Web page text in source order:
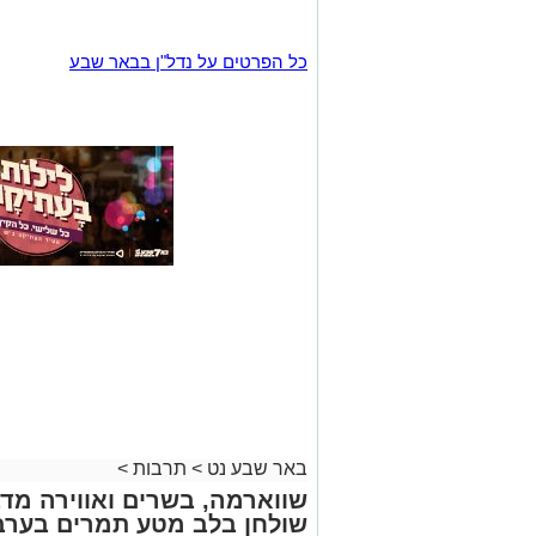
כל הפרטים על נדל"ן בבאר שבע
באר שבע נט > תרבות >
שווארמה, בשרים ואווירה
שולחן בלב מטע תמרים